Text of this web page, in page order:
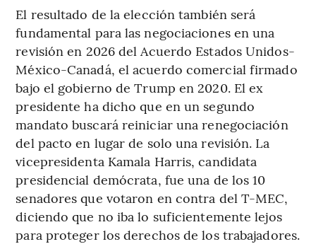
El resultado de la elección también será
fundamental para las negociaciones en una
revisión en 2026 del Acuerdo Estados Unidos-
México-Canadá, el acuerdo comercial firmado
bajo el gobierno de Trump en 2020. El ex
presidente ha dicho que en un segundo
mandato buscará reiniciar una renegociación
del pacto en lugar de solo una revisión. La
vicepresidenta Kamala Harris, candidata
presidencial demócrata, fue una de los 10
senadores que votaron en contra del T-MEC,
diciendo que no iba lo suficientemente lejos
para proteger los derechos de los trabajadores.